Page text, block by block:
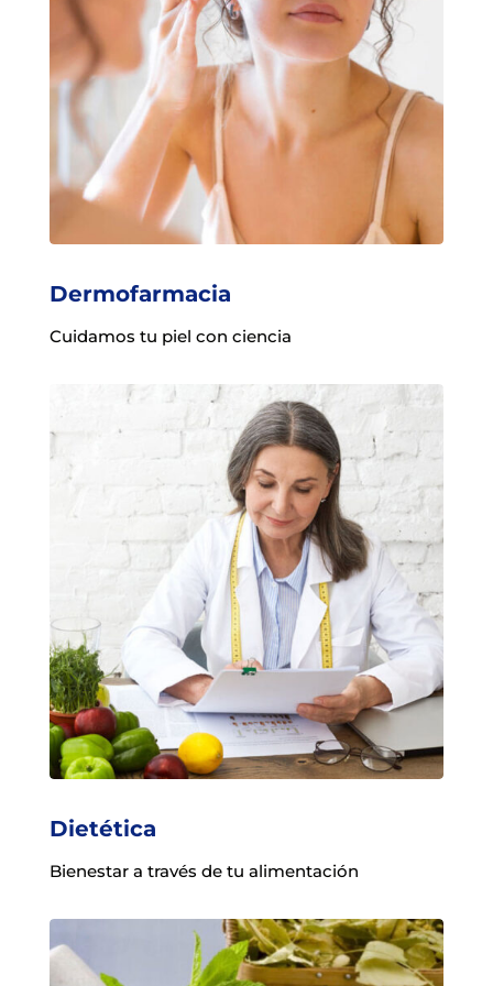
Dermofarmacia
Cuidamos tu piel con ciencia
Dietética
Bienestar a través de tu alimentación